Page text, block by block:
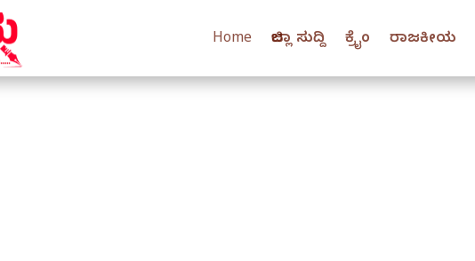
Home ಜಿಲ್ಲಾ ಸುದ್ದಿ ಕ್ರೈಂ ರಾಜಕೀಯ